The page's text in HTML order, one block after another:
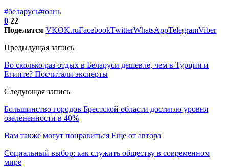
#беларусь#юань
0 22
Поделится VKOK.ruFacebookTwitterWhatsAppTelegramViber
Предыдущая запись
Во сколько раз отдых в Беларуси дешевле, чем в Турции и
Египте? Посчитали эксперты
Следующая запись
Большинство городов Брестской области достигло уровня
озелененности в 40%
Вам также могут понравиться Еще от автора
Социальный выбор: как служить обществу в современном
мире